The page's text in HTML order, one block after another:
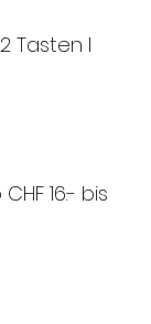
Tasten l
16.- bis